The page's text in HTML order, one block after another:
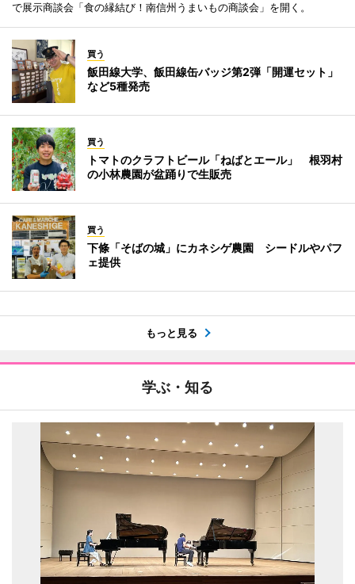
で展示商談会「食の縁結び！南信州うまいもの商談会」を開く。
買う
飯田線大学、飯田線缶バッジ第2弾「開運セット」
など5種発売
買う
トマトのクラフトビール「ねばとエール」 根羽村
の小林農園が盆踊りで生販売
買う
下條「そばの城」にカネシゲ農園 シードルやパフ
ェ提供
もっと見る
学ぶ・知る